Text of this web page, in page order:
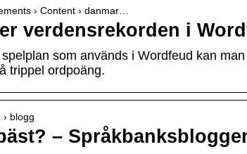
› Content › danmar…
verdensrekorden i
som används i Wordfeud kan
trippel ordpoäng.
blogg
–